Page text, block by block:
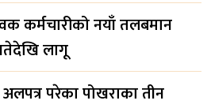
कर्मचारीको नयाँ तलबमान
लागू
अलपत्र परेका पोखराका तीन